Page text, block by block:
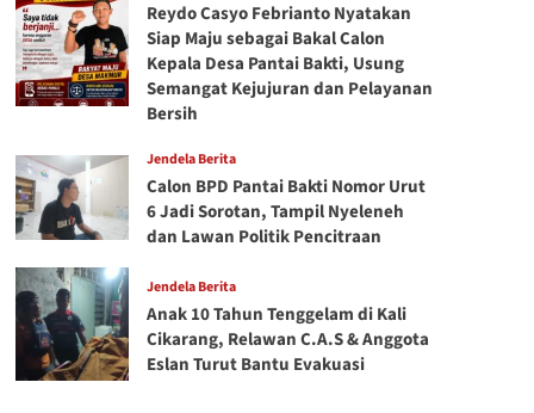
Reydo Casyo Febrianto Nyatakan
Siap Maju sebagai Bakal Calon
Kepala Desa Pantai Bakti, Usung
Semangat Kejujuran dan Pelayanan
Bersih
Jendela Berita
Calon BPD Pantai Bakti Nomor Urut
6 Jadi Sorotan, Tampil Nyeleneh
dan Lawan Politik Pencitraan
Jendela Berita
Anak 10 Tahun Tenggelam di Kali
Cikarang, Relawan C.A.S & Anggota
Eslan Turut Bantu Evakuasi